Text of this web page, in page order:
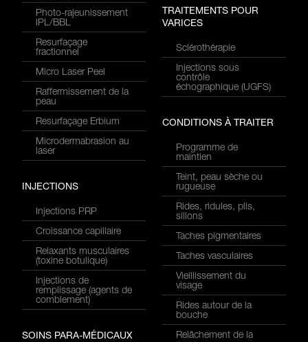
Photo-rajeunissement
IPL/BBL
Resurfaçage
fractionnel
Micro Laser Peel
Raffermissement de la
peau
Resurfaçage Erbium
Microdermabrasion au
laser
INJECTIONS
Injections PRP
Croissance capillaire
Relaxants musculaires
(toxine botulique)
Injections de
remplissage (agents de
comblement)
SOINS PARA-MÉDICAUX
TRAITEMENTS POUR
VARICES
Sclérothérapie
Injections sous
contrôle
échographique (UGFS)
CONDITIONS À TRAITER
Programme de
maintien
Teint, peau sèche ou
rugueuse
Rides, ridules, plis,
sillons
Taches pigmentaires
Taches vasculaires
Vieillissement du
visage
Rides autour de la
bouche
Relâchement de la